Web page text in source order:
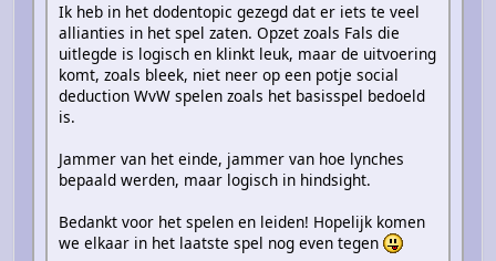
Ik heb in het dodentopic gezegd dat er iets te veel
allianties in het spel zaten. Opzet zoals Fals die
uitlegde is logisch en klinkt leuk, maar de uitvoering
komt, zoals bleek, niet neer op een potje social
deduction WvW spelen zoals het basisspel bedoeld
is.
Jammer van het einde, jammer van hoe lynches
bepaald werden, maar logisch in hindsight.
Bedankt voor het spelen en leiden! Hopelijk komen
we elkaar in het laatste spel nog even tegen